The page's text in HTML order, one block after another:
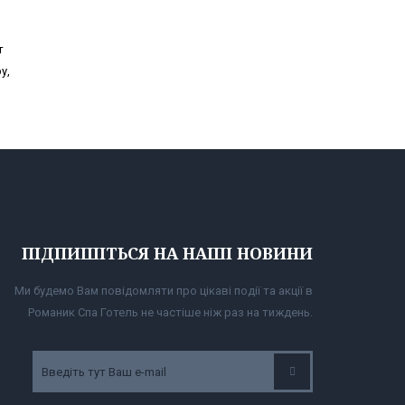
ПІДПИШІТЬСЯ НА НАШІ НОВИНИ
Ми будемо Вам повідомляти про цікаві події та акції в
Романик Спа Готель не частіше ніж раз на тиждень.